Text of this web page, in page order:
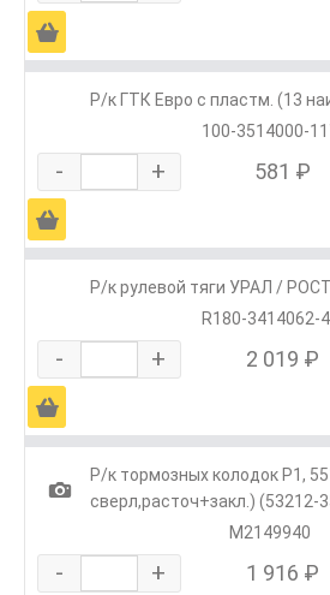
Ä
Р/к ГТК Евро с пластм. (13
100-3514000-
- + 581 ₽
Ä
Р/к рулевой тяги УРАЛ /
R180-3414062-
- + 2 019 ₽
Ä
1
Р/к тормозных колодок Р1,
сверл,расточ+закл.) (53212-
M2149940
- + 1 916 ₽